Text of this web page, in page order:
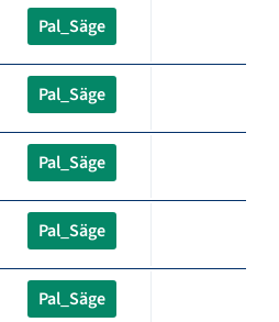
Pal_Säge
Pal_Säge
Pal_Säge
Pal_Säge
Pal_Säge